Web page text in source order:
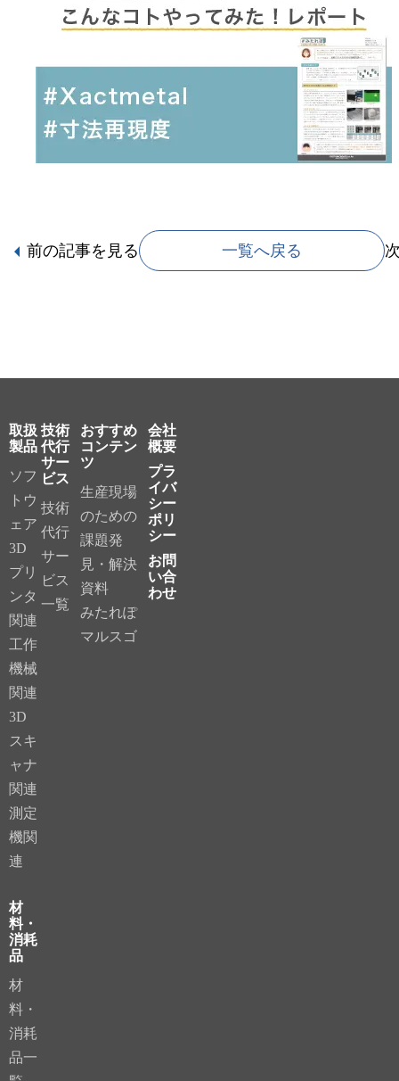
前の記事を見る 一覧へ戻る
取扱
製品
ソフ
トウ
ェア
3D
プリ
ンタ
関連
工作
機械
関連
3D
スキ
ャナ
関連
測定
機関
連
材
料・
消耗
品
材
料・
消耗
品一
技術
代行
サー
ビス
技術
代行
サー
ビス
一覧
おすすめ
コンテン
ツ
生産現場
のための
課題発
見・解決
資料
みたれぽ
マルスゴ
会社
概要
プラ
イバ
シー
ポリ
シー
お問
い合
わせ